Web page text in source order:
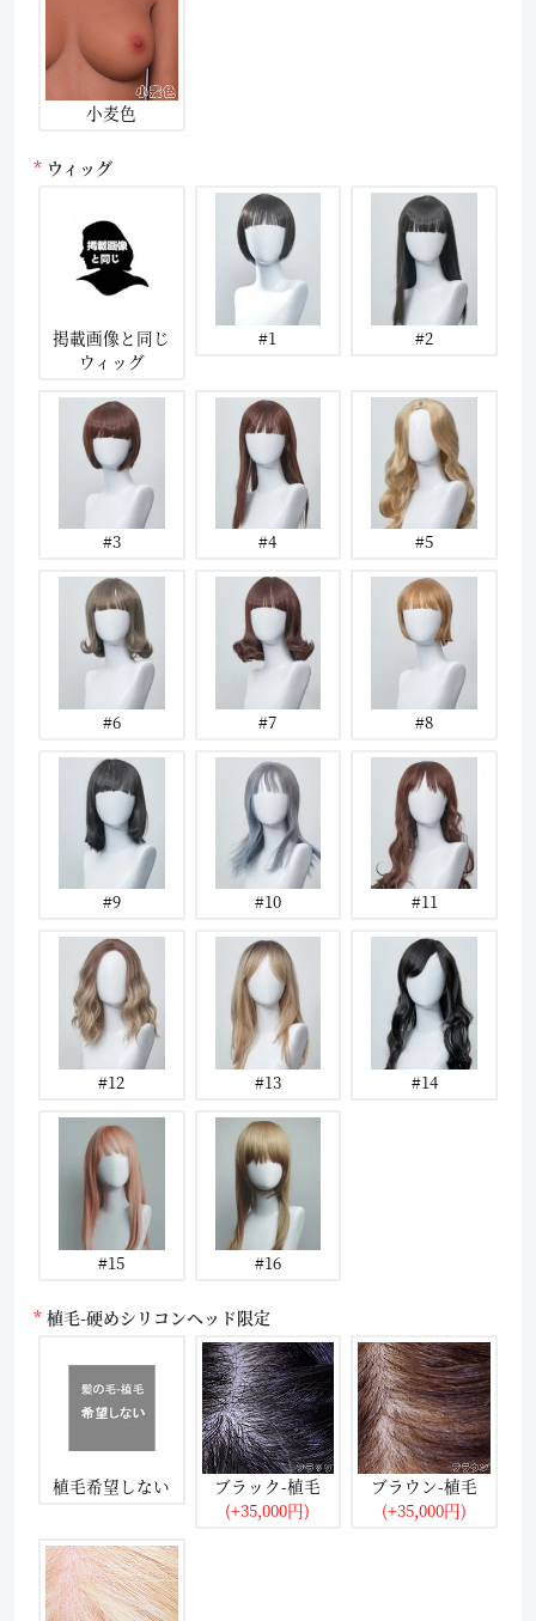
小麦色
ウィッグ
掲載画像と同じ
ウィッグ
#1 #2
#3 #4 #5
#6 #7 #8
#9 #10 #11
#12 #13 #14
#15 #16
植毛-硬めシリコンヘッド限定
植毛希望しない
ブラック-植毛
(+35,000円)
ブラウン-植毛
(+35,000円)